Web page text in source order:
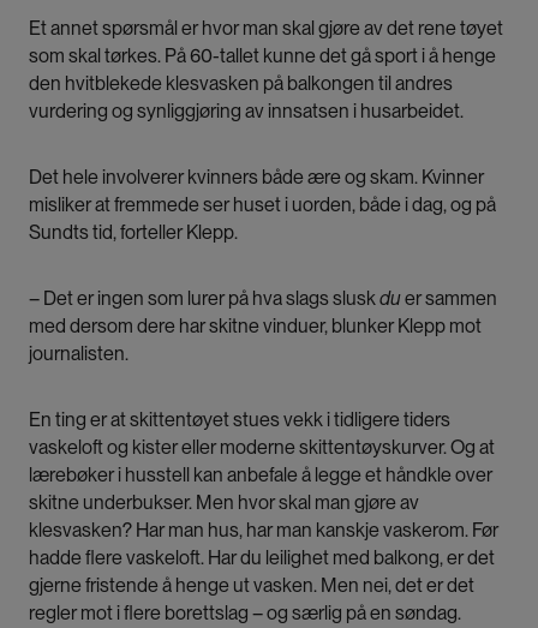
Et annet spørsmål er hvor man skal gjøre av det rene tøyet
som skal tørkes. På 60-tallet kunne det gå sport i å henge
den hvitblekede klesvasken på balkongen til andres
vurdering og synliggjøring av innsatsen i husarbeidet.
Det hele involverer kvinners både ære og skam. Kvinner
misliker at fremmede ser huset i uorden, både i dag, og på
Sundts tid, forteller Klepp.
– Det er ingen som lurer på hva slags sluskduer sammen
med dersom dere har skitne vinduer, blunker Klepp mot
journalisten.
En ting er at skittentøyet stues vekk i tidligere tiders
vaskeloft og kister eller moderne skittentøyskurver. Og at
lærebøker i husstell kan anbefale å legge et håndkle over
skitne underbukser. Men hvor skal man gjøre av
klesvasken? Har man hus, har man kanskje vaskerom. Før
hadde flere vaskeloft. Har du leilighet med balkong, er det
gjerne fristende å henge ut vasken. Men nei, det er det
regler mot i flere borettslag – og særlig på en søndag.